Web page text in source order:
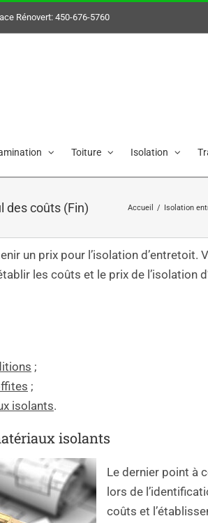
Rénovert: 450-676-5760
Toiture Isolation
des coûts (Fin) Accueil / Isolation
un prix pour l’isolation d’entretoit.
les coûts et le prix de l’isolation
;
;
isolants.
isolants
Le dernier point à
lors de
coûts et